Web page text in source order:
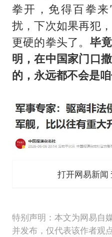
拳开，免得百拳
扰，下次如果再犯
更硬的拳头了。 毕
明，在中国家门口
的，永远都不会是咱
打开网易新闻
特别声明：本文为网易自
并发布，仅代表该作者观